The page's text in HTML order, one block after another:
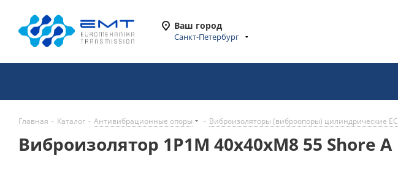
Ваш город
Санкт-Петербург
Главная - Каталог - Антивибрационные опоры - Виброизоляторы (виброопоры) цилиндрические EC
Виброизолятор 1P1M 40x40xM8 55 Shore A